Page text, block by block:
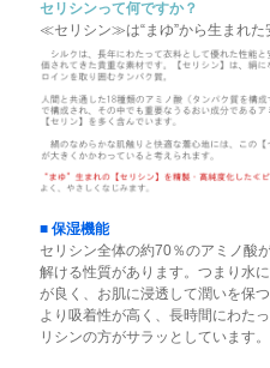
セリシンって何ですか？
≪セリシン≫は“まゆ”から生まれた
■ 保湿機能
セリシン全体の約70％のアミノ酸
解ける性質があります。つまり水
が良く、お肌に浸透して潤いを保
より吸着性が高く、長時間にわた
リシンの方がサラッとしています。